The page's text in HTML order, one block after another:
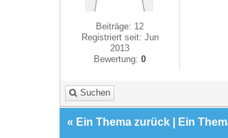
Beiträge: 12
Registriert seit: Jun
2013
Bewertung:0
Suchen
« Ein Thema zurück Ein